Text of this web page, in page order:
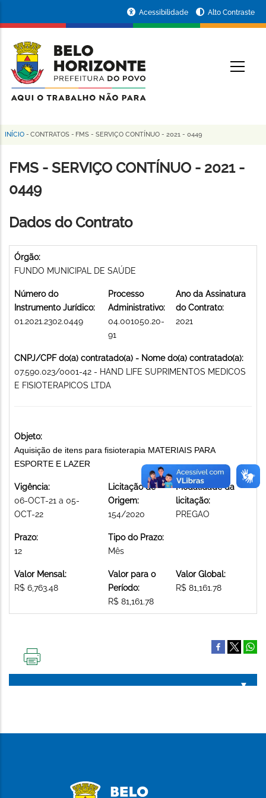
conteúdo
principal
da
Prefeitura
de
Horizonte
Acessibilidade Alto Contraste
Trilha
de
navegação
INÍCIO - CONTRATOS - FMS - SERVIÇO CONTÍNUO - 2021 - 0449
FMS - SERVIÇO CONTÍNUO - 2021 -
0449
Dados do Contrato
Órgão:
FUNDO MUNICIPAL DE SAÚDE
Número do
Instrumento Jurídico:
01.2021.2302.0449
Processo
Administrativo:
04.001050.20-
91
Ano da Assinatura
do Contrato:
2021
CNPJ/CPF do(a) contratado(a) - Nome do(a) contratado(a):
07.590.023/0001-42 - HAND LIFE SUPRIMENTOS MEDICOS
E FISIOTERAPICOS LTDA
Objeto:
Aquisição de itens para fisioterapia MATERIAIS PARA
ESPORTE E LAZER
Vigência:
06-OCT-21 a 05-
OCT-22
Licitação de
Origem:
154/2020
Modalidade da
licitação:
PREGAO
Prazo:
12
Tipo do Prazo:
Mês
Valor Mensal:
R$ 6,763.48
Valor para o
Período:
R$ 81,161.78
Valor Global:
R$ 81,161.78
PÁGINA